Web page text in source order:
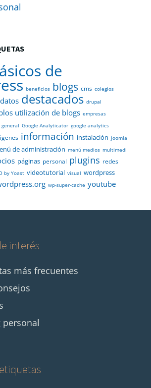
de
beneficios blogs cms colegios
datos destacados drupal
utilización de blogs empresas
general Google Analyticator google analytics
información instalación joomla
de administración menú medios multimedi
páginas personal plugins redes
by Yoast videotutorial visual wordpress
wp-super-cache youtube
interés
más frecuentes